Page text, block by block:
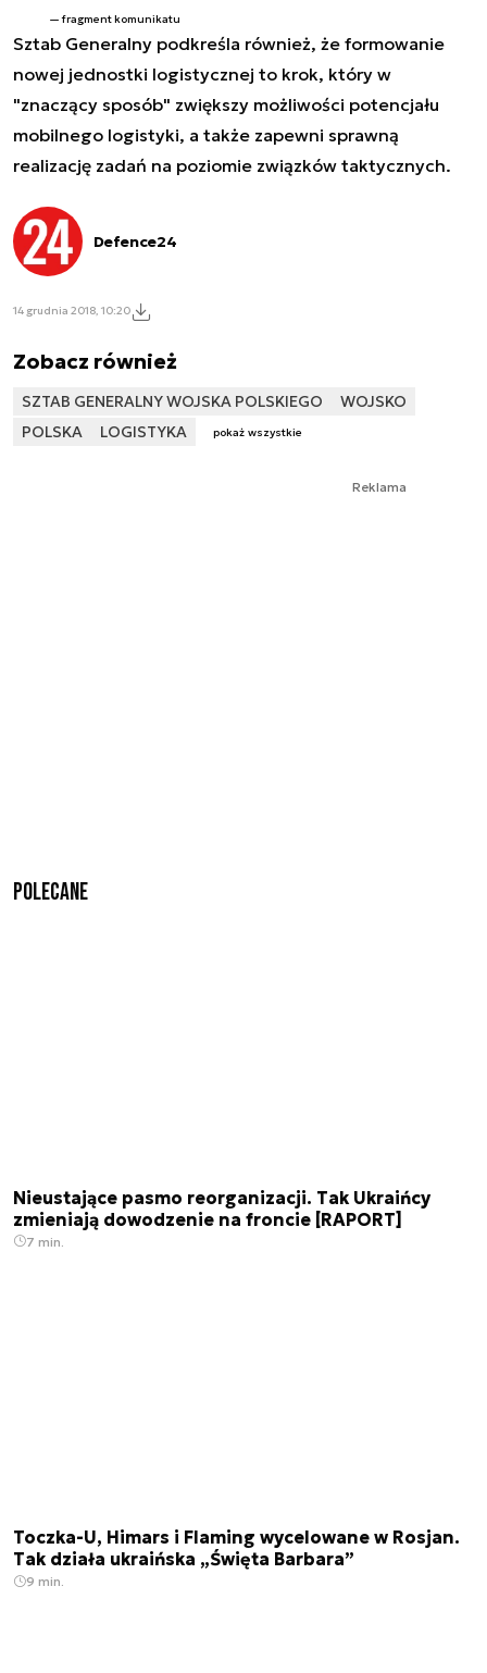
fragment komunikatu
Sztab Generalny podkreśla również, że formowanie
nowej jednostki logistycznej to krok, który w
"znaczący sposób" zwiększy możliwości potencjału
mobilnego logistyki, a także zapewni sprawną
realizację zadań na poziomie związków taktycznych.
Defence24
14 grudnia 2018, 10:20
Zobacz również
SZTAB GENERALNY WOJSKA POLSKIEGO
WOJSKO
POLSKA
LOGISTYKA pokaż wszystkie
Reklama
Polecane
Nieustające pasmo reorganizacji. Tak Ukraińcy
zmieniają dowodzenie na froncie [RAPORT]
7 min.
Toczka-U, Himars i Flaming wycelowane w Rosjan.
Tak działa ukraińska „Święta Barbara”
9 min.